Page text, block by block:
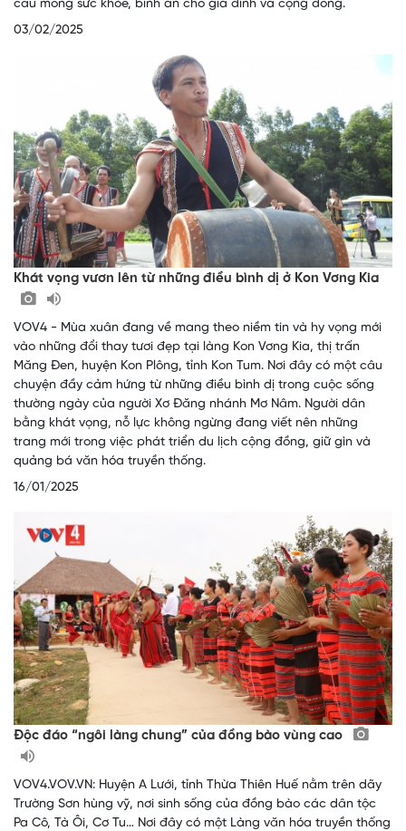
cầu mong sức khỏe, bình an cho gia đình và cộng đồng.
03/02/2025
Khát vọng vươn lên từ những điều bình dị ở Kon Vơng Kia
VOV4 - Mùa xuân đang về mang theo niềm tin và hy vọng mới
vào những đổi thay tươi đẹp tại làng Kon Vơng Kia, thị trấn
Măng Đen, huyện Kon Plông, tỉnh Kon Tum. Nơi đây có một câu
chuyện đầy cảm hứng từ những điều bình dị trong cuộc sống
thường ngày của người Xơ Đăng nhánh Mơ Nâm. Người dân
bằng khát vọng, nỗ lực không ngừng đang viết nên những
trang mới trong việc phát triển du lịch cộng đồng, giữ gìn và
quảng bá văn hóa truyền thống.
16/01/2025
Độc đáo “ngôi làng chung” của đồng bào vùng cao
VOV4.VOV.VN: Huyện A Lưới, tỉnh Thừa Thiên Huế nằm trên dãy
Trường Sơn hùng vỹ, nơi sinh sống của đồng bào các dân tộc
Pa Cô, Tà Ôi, Cơ Tu… Nơi đây có một Làng văn hóa truyền thống